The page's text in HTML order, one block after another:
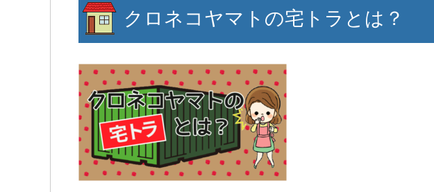
クロネコヤマトの宅トラとは？